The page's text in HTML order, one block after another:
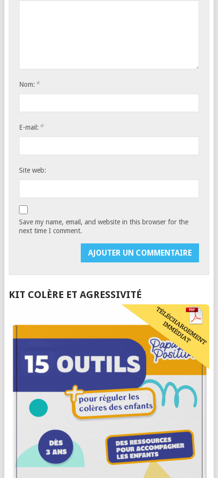
Nom: *
E-mail: *
Site web:
Save my name, email, and website in this browser for the
next time I comment.
KIT COLÈRE ET AGRESSIVITÉ